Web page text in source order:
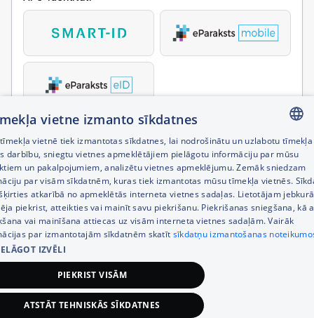
LATVIAN
RUSSIAN
ENGLISH
vietne izmanto sīkdatnes
vietnē tiek izmantotas sīkdatnes, lai nodrošinātu un uzlabotu tīmekļa
darbību, sniegtu vietnes apmeklētājiem pielāgotu informāciju par mūsu
un pakalpojumiem, analizētu vietnes apmeklējumu. Zemāk sniedzam
par visām sīkdatnēm, kuras tiek izmantotas mūsu tīmekļa vietnēs.
atkarībā no apmeklētās interneta vietnes sadaļas. Lietotājam
piekrist, atteikties vai mainīt savu piekrišanu. Piekrišanas sniegšana, kā
vai mainīšana attiecas uz visām interneta vietnes sadaļām. Vairāk
par izmantotajām sīkdatnēm skatīt sīkdatņu izmantošanas
IZVĒLI
PIEKRIST VISĀM
ATSTĀT TEHNISKĀS SĪKDATNES